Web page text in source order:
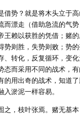
借势？就是将木头立于高
漂走（借助急流的气势
王赖以获胜的凭借；赌
势则胜，失势则败；势
、转化，反复循环，变
态而采用不同的战术，有
的用出奇的战术，知道
淤泥一样容易。
之，枝叶张焉。赌无基